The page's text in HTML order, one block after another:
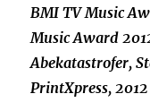
BMI TV Music
Music Award
Abekatastrofer,
PrintXpress, 2012